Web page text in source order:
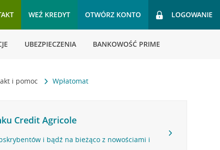
WEŹ KREDYT OTWÓRZ KONTO LOGOWANIE
UBEZPIECZENIA BANKOWOŚĆ PRIME
i pomoc Wpłatomat
Credit Agricole
i bądź na bieżąco z nowościami i